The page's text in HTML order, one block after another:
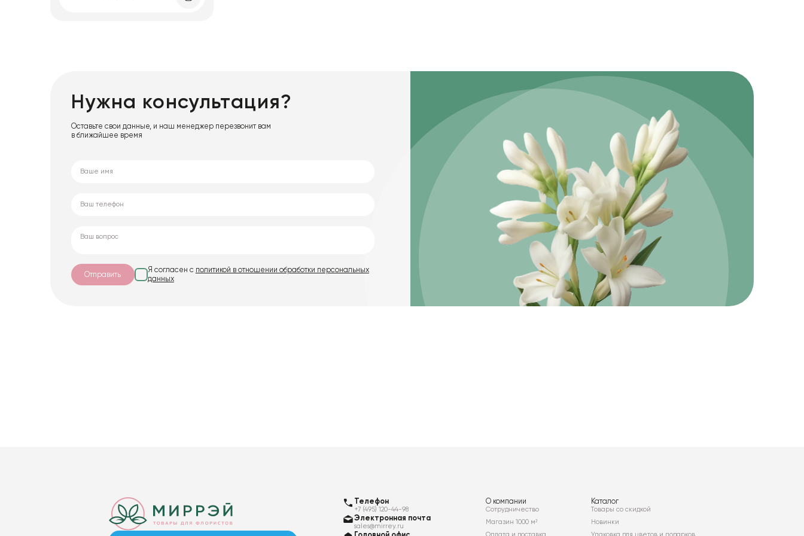
Нужна консультация?
Оставьте свои данные, и наш менеджер перезвонит вам
в ближайшее время
Отправить
Я согласен с политикой в отношении обработки персональных
данных
Телефон
+7 (495) 120-44-98
Электронная почта
sales@mirrey.ru
О компании
Сотрудничество
Магазин 1000 м²
Каталог
Товары со скидкой
Новинки